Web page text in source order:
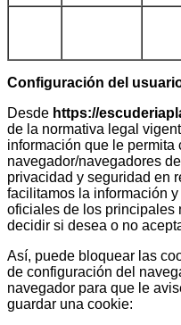
Configuración del
Desde https://
de la normativa legal
información que le permita
navegador/navegadores
privacidad y seguridad en
facilitamos la información
oficiales de los principales
decidir si desea o no
Así, puede bloquear las
de configuración del
navegador para que le
guardar una cookie: